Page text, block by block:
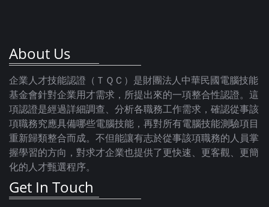
About Us
企業人才技能認證（ＴＱＣ）是財團法人中華民國電腦技能
基金會針對企業用才需求，所提出來的一項整合性認證。這
項認證是經過詳細調查、分析各職務工作需求，確認從事該
項職務究應具備哪些電腦技能，再對所有電腦技能測驗項目
重新歸類整合而成。不但能讓有志於從事該項職務的人員掌
握學習的方向，對求才企業也提供了更快速、更客觀、更簡
化的人才甄選程序。
Get In Touch